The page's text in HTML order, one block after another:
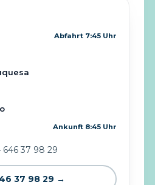
Abfahrt 7:45 Uhr
Ankunft 8:45 Uhr
646 37 98 29
37 98 29 →